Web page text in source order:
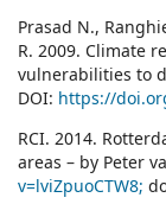
Prasad N.,
R. 2009. Climate
vulnerabilities to
DOI: https://
RCI. 2014.
areas – by Peter
v=lviZpuoCTW8;